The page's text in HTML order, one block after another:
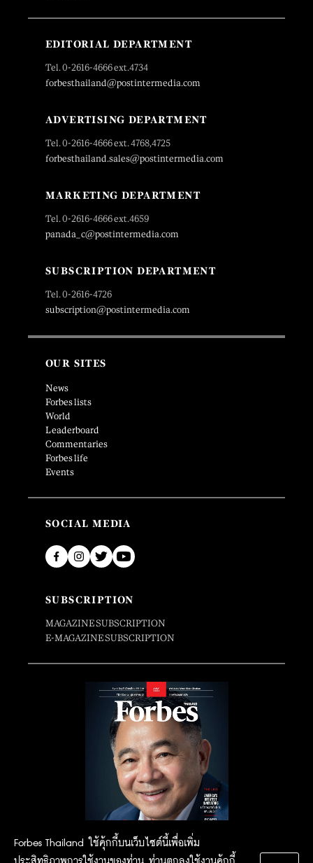
Forbes Thailand ใช้คุ้กกี้บนเว็บไซต์นี้เพื่อเพิ่ม
EDITORIAL DEPARTMENT
Tel. 0-2616-4666 ext.4734
forbesthailand@postintermedia.com
ADVERTISING DEPARTMENT
Tel. 0-2616-4666 ext. 4768,4725
forbesthailand.sales@postintermedia.com
MARKETING DEPARTMENT
Tel. 0-2616-4666 ext.4659
panada_c@postintermedia.com
SUBSCRIPTION DEPARTMENT
Tel. 0-2616-4726
subscription@postintermedia.com
OUR SITES
News
Forbes lists
World
Leaderboard
Commentaries
Forbes life
Events
SOCIAL MEDIA
SUBSCRIPTION
MAGAZINE SUBSCRIPTION
E-MAGAZINE SUBSCRIPTION